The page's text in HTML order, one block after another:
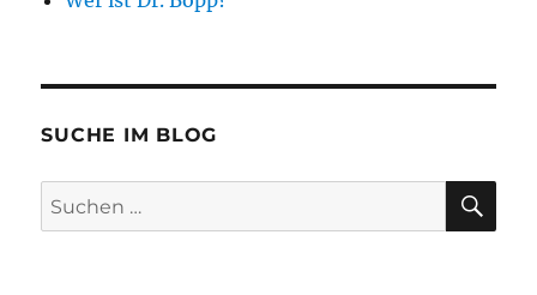
SUCHE IM BLOG
Suchen
nach: